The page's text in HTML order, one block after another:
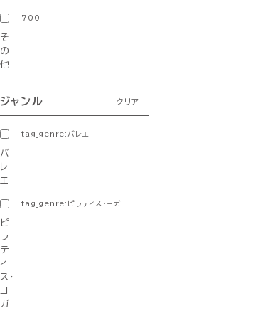
700
そ
の
他
ジャンル クリア
tag_genre:バレエ
バ
レ
エ
tag_genre:ピラティス・ヨガ
ピ
ラ
テ
ィ
ス・
ヨ
ガ